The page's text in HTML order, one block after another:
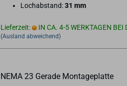
Loch­ab­stand:31 mm
Lieferzeit: IN CA. 4-5 WERKTAGEN BEI
(Ausland abweichend)
NEMA 23 Ge­ra­de Mon­ta­ge­plat­te